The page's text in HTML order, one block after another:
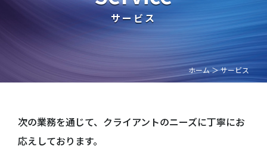
サービス
ホーム サービス
次の業務を通じて、クライアントのニーズに丁寧にお
応えしております。